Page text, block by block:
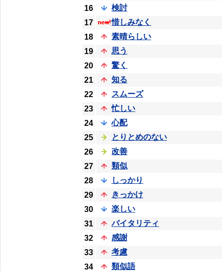
16
検討
17
惜しみなく
18
素晴らしい
19
思う
20
驚く
21
知る
22
スムーズ
23
忙しい
24
心配
25
とりとめのない
26
改善
27
類似
28
しっかり
29
きっかけ
30
楽しい
31
バイタリティ
32
感謝
33
考慮
34
類似語